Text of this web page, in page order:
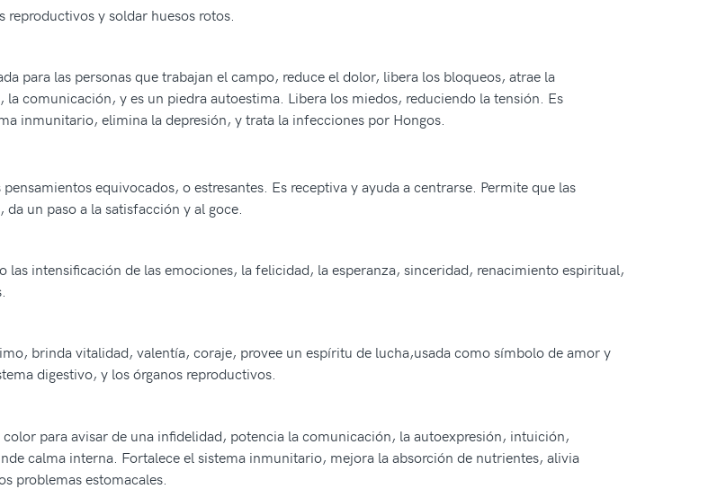
y soldar huesos rotos.
para las personas que trabajan el campo, reduce el dolor, libera los bloqueos, atrae la
comunicación, y es un piedra autoestima. Libera los miedos, reduciendo la tensión. Es
inmunitario, elimina la depresión, y trata la infecciones por Hongos.
equivocados, o estresantes. Es receptiva y ayuda a centrarse. Permite que las
un paso a la satisfacción y al goce.
las intensificación de las emociones, la felicidad, la esperanza, sinceridad, renacimiento espiritual,
brinda vitalidad, valentía, coraje, provee un espíritu de lucha,usada como símbolo de amor y
digestivo, y los órganos reproductivos.
para avisar de una infidelidad, potencia la comunicación, la autoexpresión, intuición,
calma interna. Fortalece el sistema inmunitario, mejora la absorción de nutrientes, alivia
problemas estomacales.